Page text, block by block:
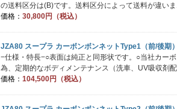
の送料区分は(B)です。送料区分によって送料が違い
価格： 30,800円（税込）
JZA80 スープラ カーボンボンネットType1（前/後期）
−仕様・特長−○表面は純正と同形状です。○当社カー
為、定期的なボディメンテナンス（洗車、UV吸収剤
価格： 104,500円（税込）